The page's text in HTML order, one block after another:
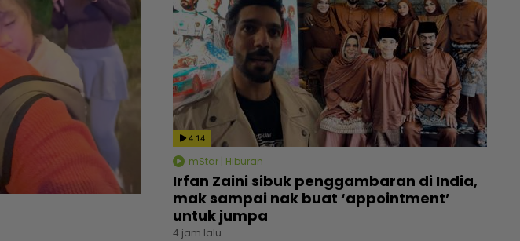
4:14
mStar | Hiburan
Irfan Zaini sibuk penggambaran di India,
mak sampai nak buat ‘appointment’
untuk jumpa
4 jam lalu